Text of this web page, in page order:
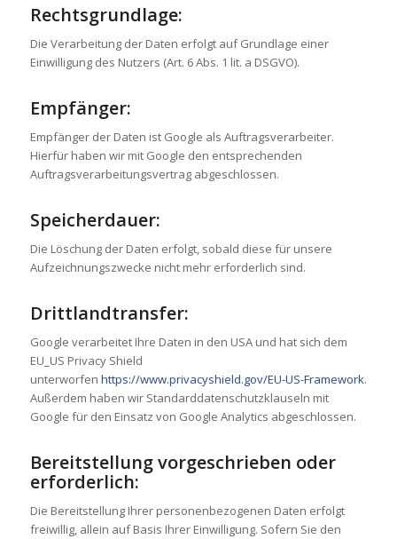
Rechtsgrundlage:
Die Verarbeitung der Daten erfolgt auf Grundlage einer
Einwilligung des Nutzers (Art. 6 Abs. 1 lit. a DSGVO).
Empfänger:
Empfänger der Daten ist Google als Auftragsverarbeiter.
Hierfür haben wir mit Google den entsprechenden
Auftragsverarbeitungsvertrag abgeschlossen.
Speicherdauer:
Die Löschung der Daten erfolgt, sobald diese für unsere
Aufzeichnungszwecke nicht mehr erforderlich sind.
Drittlandtransfer:
Google verarbeitet Ihre Daten in den USA und hat sich dem
EU_US Privacy Shield
unterworfen https://www.privacyshield.gov/EU-US-Framework.
Außerdem haben wir Standarddatenschutzklauseln mit
Google für den Einsatz von Google Analytics abgeschlossen.
Bereitstellung vorgeschrieben oder
erforderlich:
Die Bereitstellung Ihrer personenbezogenen Daten erfolgt
freiwillig, allein auf Basis Ihrer Einwilligung. Sofern Sie den